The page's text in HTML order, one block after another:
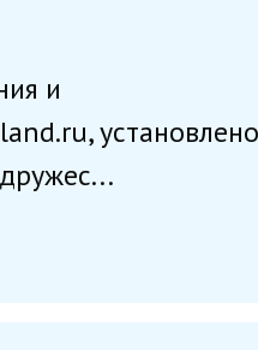
и
установлено